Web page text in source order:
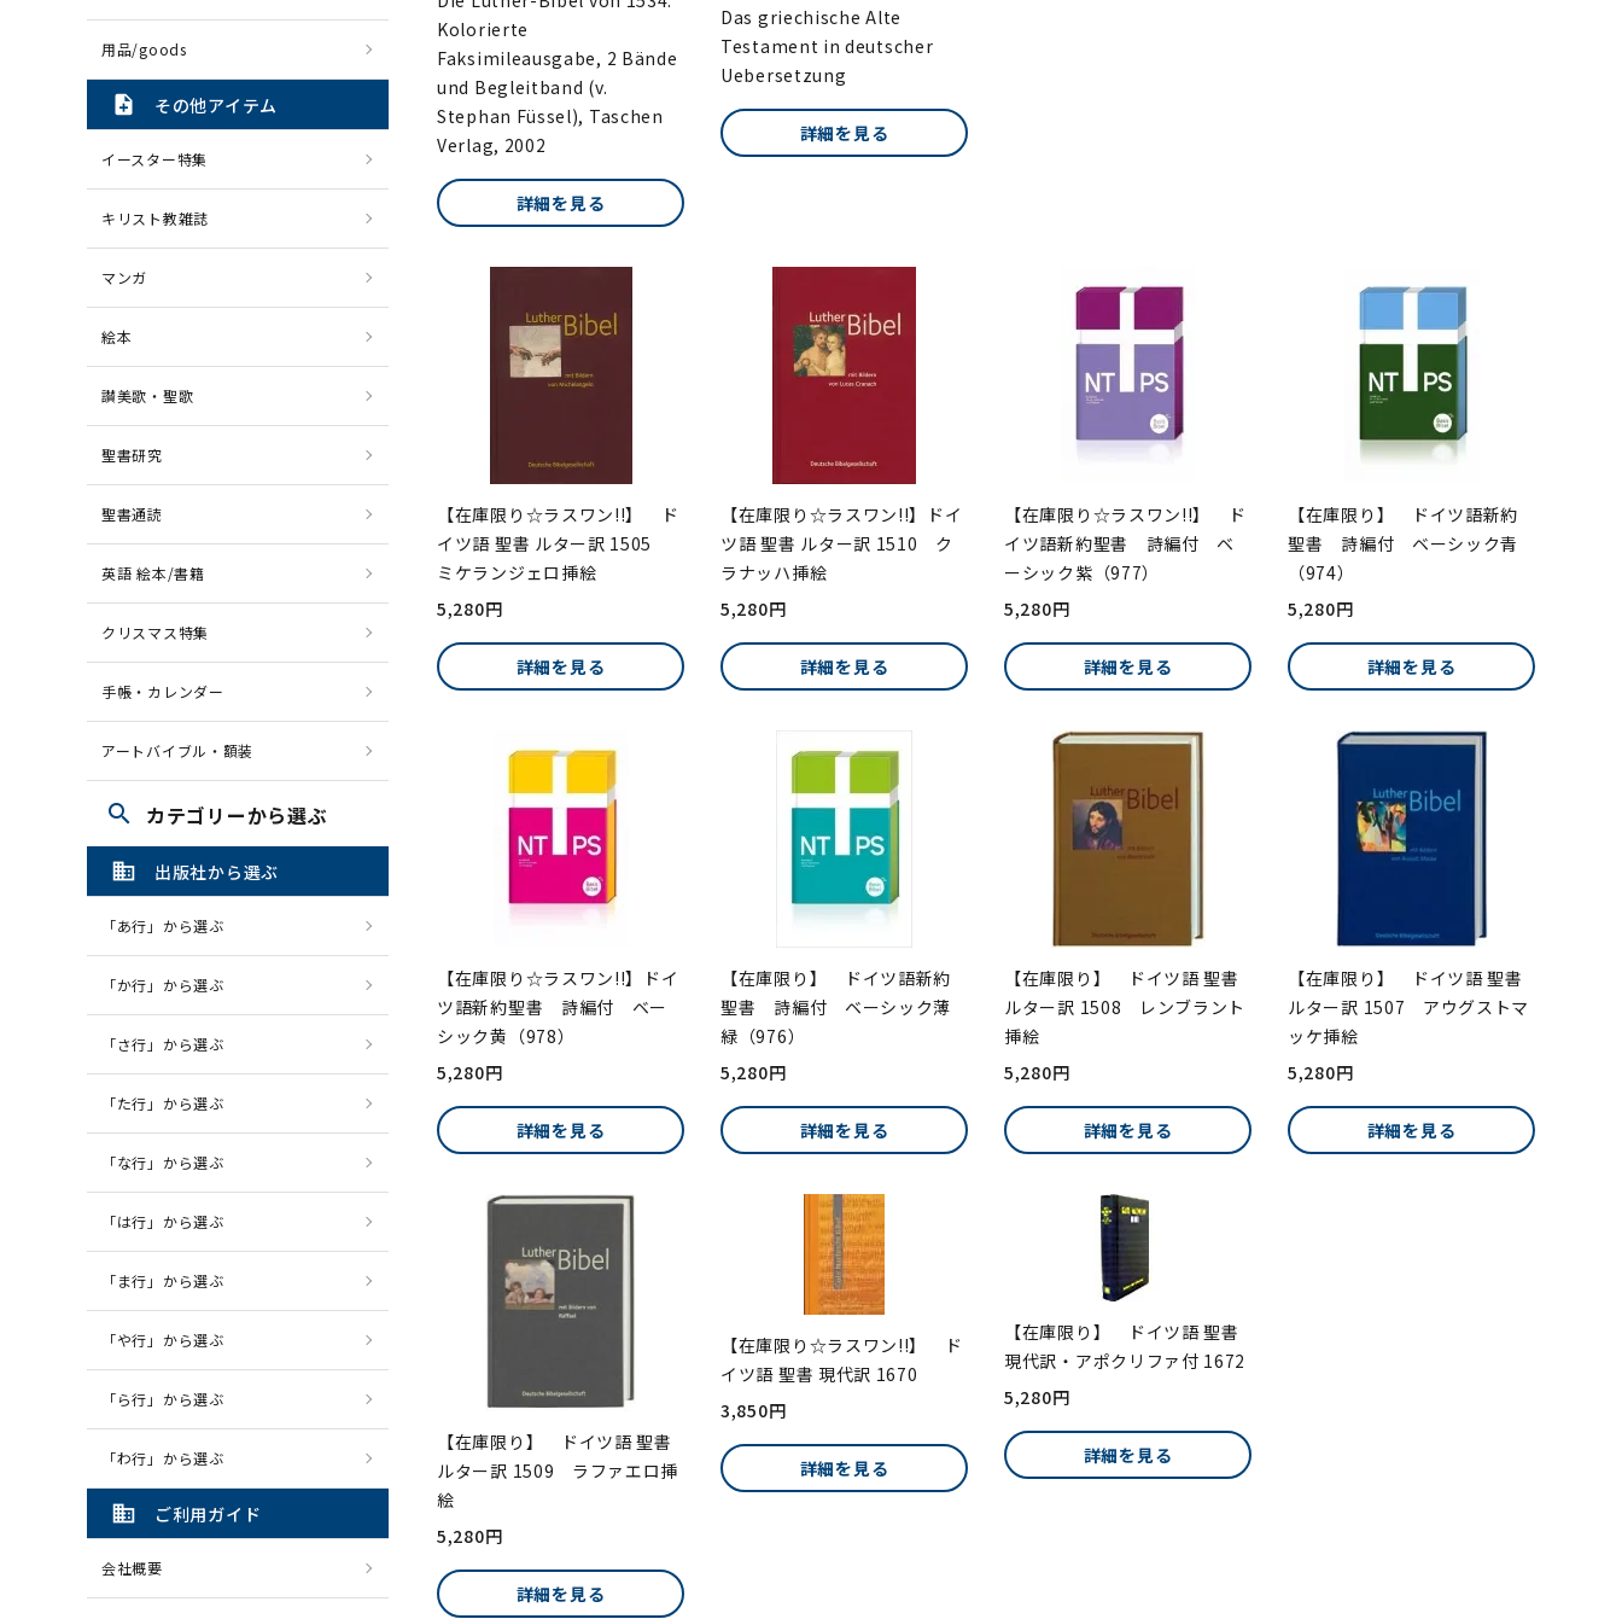
Kolorierte
Faksimileausgabe, 2 Bände
und Begleitband (v.
Stephan Füssel), Taschen
Verlag, 2002
詳細を見る
Das griechische Alte
Testament in deutscher
Uebersetzung
詳細を見る
【在庫限り☆ラスワン!!】 ド
イツ語 聖書 ルター訳 1505
ミケランジェロ挿絵
5,280円
詳細を見る
【在庫限り☆ラスワン!!】ドイ
ツ語 聖書 ルター訳 1510 ク
ラナッハ挿絵
5,280円
詳細を見る
【在庫限り☆ラスワン!!】 ド
イツ語新約聖書 詩編付 ベ
ーシック紫（977）
5,280円
詳細を見る
【在庫限り】 ドイツ語新約
聖書 詩編付 ベーシック青
（974）
5,280円
詳細を見る
【在庫限り☆ラスワン!!】ドイ
ツ語新約聖書 詩編付 ベー
シック黄（978）
5,280円
詳細を見る
【在庫限り】 ドイツ語新約
聖書 詩編付 ベーシック薄
緑（976）
5,280円
詳細を見る
【在庫限り】 ドイツ語 聖書
ルター訳 1508 レンブラント
挿絵
5,280円
詳細を見る
【在庫限り】 ドイツ語 聖書
ルター訳 1507 アウグストマ
ッケ挿絵
5,280円
詳細を見る
【在庫限り】 ドイツ語 聖書
ルター訳 1509 ラファエロ挿
絵
5,280円
詳細を見る
【在庫限り☆ラスワン!!】 ド
イツ語 聖書 現代訳 1670
3,850円
詳細を見る
【在庫限り】 ドイツ語 聖書
現代訳・アポクリファ付 1672
5,280円
詳細を見る
用品/goods
note_add その他アイテム
イースター特集
キリスト教雑誌
マンガ
絵本
讃美歌・聖歌
聖書研究
聖書通読
英語 絵本/書籍
クリスマス特集
手帳・カレンダー
アートバイブル・額装
search カテゴリーから選ぶ
domain 出版社から選ぶ
「あ行」から選ぶ
「か行」から選ぶ
「さ行」から選ぶ
「た行」から選ぶ
「な行」から選ぶ
「は行」から選ぶ
「ま行」から選ぶ
「や行」から選ぶ
「ら行」から選ぶ
「わ行」から選ぶ
domain ご利用ガイド
会社概要